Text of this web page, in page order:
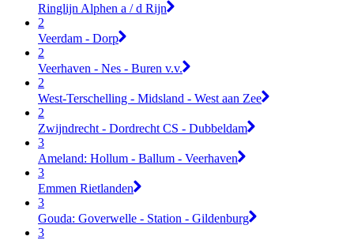
Ringlijn Alphen a / d Rijn
2
Veerdam - Dorp
2
Veerhaven - Nes - Buren v.v.
2
West-Terschelling - Midsland - West aan Zee
2
Zwijndrecht - Dordrecht CS - Dubbeldam
3
Ameland: Hollum - Ballum - Veerhaven
3
Emmen Rietlanden
3
Gouda: Goverwelle - Station - Gildenburg
3